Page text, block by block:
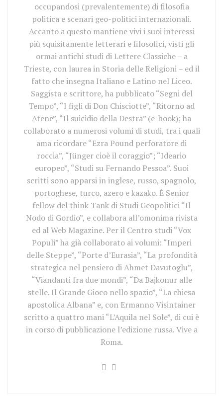
occupandosi (prevalentemente) di filosofia
politica e scenari geo-politici internazionali.
Accanto a questo mantiene vivi i suoi interessi
più squisitamente letterari e filosofici, visti gli
ormai antichi studi di Lettere Classiche – a
Trieste, con laurea in Storia delle Religioni – ed il
fatto che insegna Italiano e Latino nel Liceo.
Saggista e scrittore, ha pubblicato “Segni del
Tempo”, “I figli di Don Chisciotte”, “Ritorno ad
Atene”, “Il suicidio della Destra” (e-book); ha
collaborato a numerosi volumi di studi, tra i quali
ama ricordare “Ezra Pound perforatore di
roccia”, “Jünger cioè il coraggio”; “Ideario
europeo”, “Studi su Fernando Pessoa”. Suoi
scritti sono apparsi in inglese, russo, spagnolo,
portoghese, turco, azero e kazako. È Senior
fellow del think Tank di Studi Geopolitici “Il
Nodo di Gordio”, e collabora all’omonima rivista
ed al Web Magazine. Per il Centro studi “Vox
Populi” ha già collaborato ai volumi: “Imperi
delle Steppe”, “Porte d’Eurasia”, “La profondità
strategica nel pensiero di Ahmet Davutoglu”,
“Viandanti fra due mondi”, “Da Bajkonur alle
stelle. Il Grande Gioco nello spazio”, “La chiesa
apostolica Albana” e, con Ermanno Visintainer
scritto a quattro mani “L’Aquila nel Sole”, di cui è
in corso di pubblicazione l’edizione russa. Vive a
Roma.